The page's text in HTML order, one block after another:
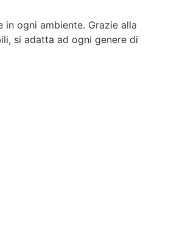
ogni ambiente. Grazie alla
si adatta ad ogni genere di